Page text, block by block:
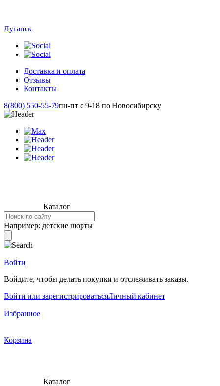
Луганск
Доставка и оплата
Отзывы
Контакты
8(800) 550-55-79пн-пт с 9-18 по Новосибирску
Каталог
Например: детские шорты
Войти
Войдите, чтобы делать покупки и отслеживать заказы.
Войти или зарегистрироватьсяЛичный кабинет
Избранное
Корзина
Каталог